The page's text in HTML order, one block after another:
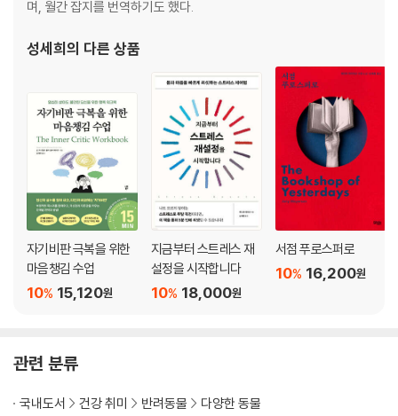
며, 월간 잡지를 번역하기도 했다.
성세희의 다른 상품
자기비판 극복을 위한
마음챙김 수업
15,120원
10%
지금부터 스트레스 재
설정을 시작합니다
18,000원
10%
서점 푸로스퍼로
16,200원
10%
관련 분류
국내도서 건강 취미 반려동물
다양한 동물